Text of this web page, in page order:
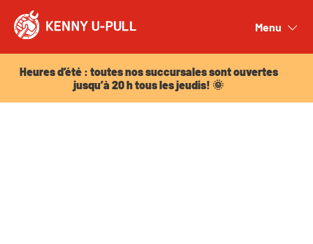
Menu
Heures d’été : toutes nos succursales sont ouvertes
jusqu’à 20 h tous les jeudis! 🌞